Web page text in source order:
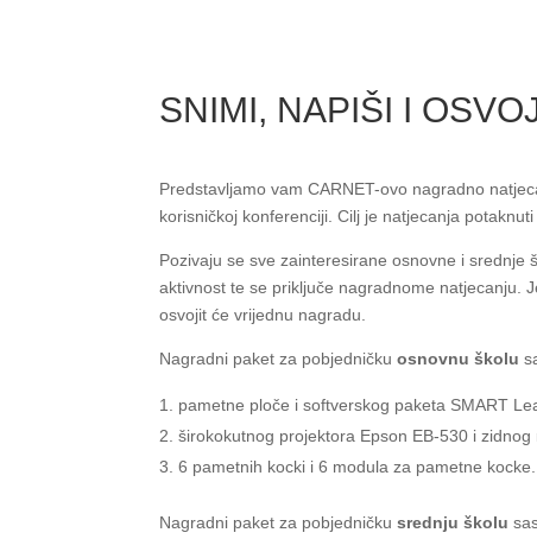
SNIMI, NAPIŠI I
Predstavljamo vam CARNET-ovo nagradno
korisničkoj konferenciji. Cilj je natjecanja
Pozivaju se sve zainteresirane osnovne i srednje
aktivnost te se priključe nagradnome natjecanju.
osvojit će vrijednu nagradu.
Nagradni paket za pobjedničkuosnovnu školu
pametne ploče i softverskog paketa SMART
širokokutnog projektora Epson EB-530 i
6 pametnih kocki i 6 modula za pametne kocke.
Nagradni paket za pobjedničkusrednju školu